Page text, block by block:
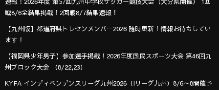
戦8/6全結果掲載！2回戦8/7結果速報！
【九州版】都道府県トレセンメンバー2026 随時更新！情報お待ちしてい
ます！
【福岡県少年男子】参加選手掲載！2026年度国民スポーツ大会 第46回九
州ブロック大会 （8/22,23）
KYFA インディペンデンスリーグ九州2026（Iリーグ九州）8/6～8開催予